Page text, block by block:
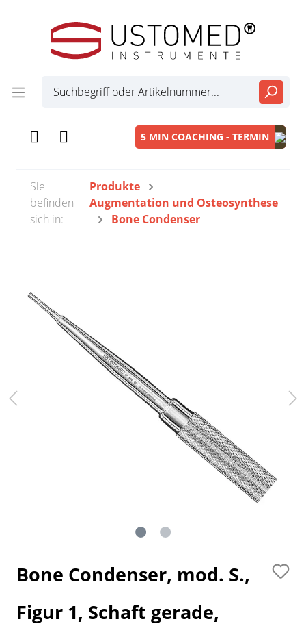
5 MIN COACHING - TERMIN
Sie
befinden
sich in:
Produkte
Augmentation und Osteosynthese
Bone Condenser
Bone Condenser, mod. S.,
Figur 1, Schaft gerade,